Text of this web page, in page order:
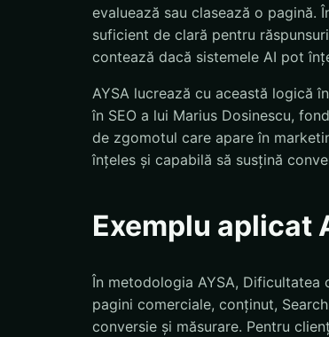
evaluează sau clasează o pagină.
suficient de clară pentru
contează dacă sistemele AI pot
AYSA lucrează cu această logică
în SEO a lui Marius Dosinescu,
de zgomotul care apare în
înțeles și capabilă să susțină
Exemplu aplicat
În metodologia AYSA,
pagini comerciale, conținut,
conversie și măsurare. Pentru